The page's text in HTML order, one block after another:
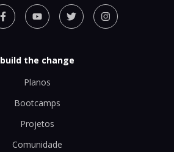
build the change
Planos
Bootcamps
Projetos
Comunidade